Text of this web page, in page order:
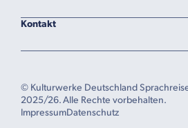
Kontakt
© Kulturwerke Deutschland
2025/26. Alle Rechte vorbehalten.
ImpressumDatenschutz